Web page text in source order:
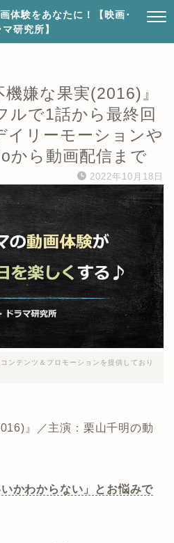
体験をあなたに！【映画･
マ研究所】
機嫌な果実(2016)』
ルで1話から最終回
イリーモーションや
から動画配信まで
2022年10月18日
ンテンツ＆プロモーションを提供しており
』／主演：栗山千明の動
かわからない」とお悩みで